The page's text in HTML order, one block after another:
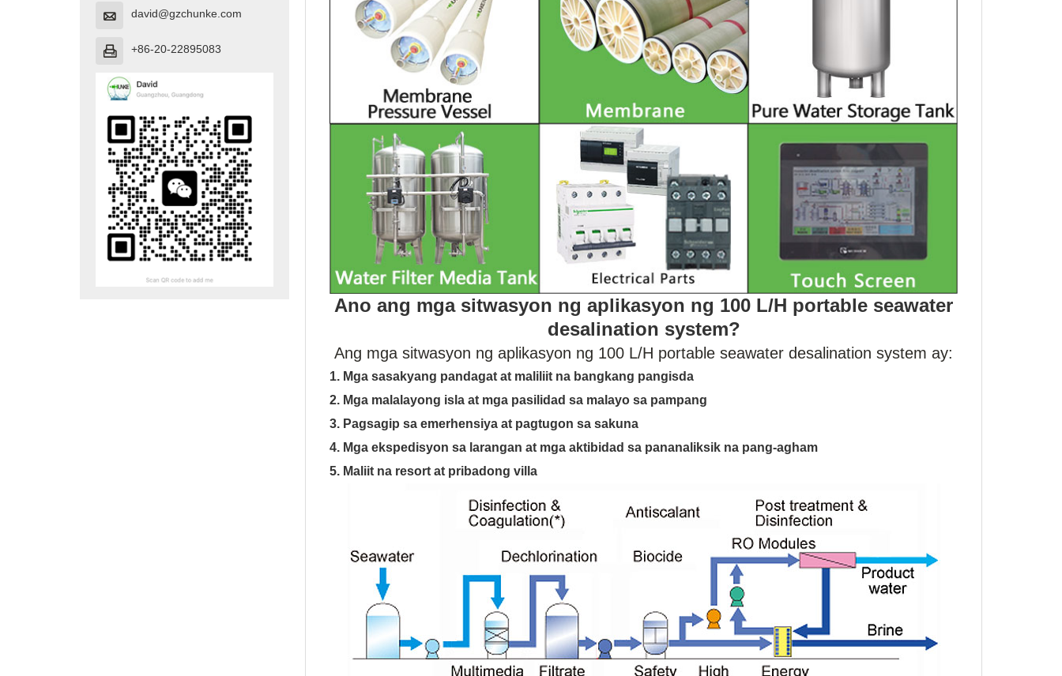
 david@gzchunke.com
 +86-20-22895083
Ano ang mga sitwasyon ng aplikasyon ng 100 L/H portable seawater
desalination system?
Ang mga sitwasyon ng aplikasyon ng 100 L/H portable seawater desalination system ay:
1. Mga sasakyang pandagat at maliliit na bangkang pangisda
2. Mga malalayong isla at mga pasilidad sa malayo sa pampang
3. Pagsagip sa emerhensiya at pagtugon sa sakuna
4. Mga ekspedisyon sa larangan at mga aktibidad sa pananaliksik na pang-agham
5. Maliit na resort at pribadong villa